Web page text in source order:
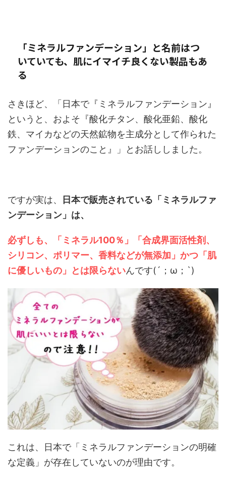
「ミネラルファンデーション」と名前はつ
いていても、肌にイマイチ良くない製品もあ
る
さきほど、「日本で『ミネラルファンデーション』
というと、およそ『酸化チタン、酸化亜鉛、酸化
鉄、マイカなどの天然鉱物を主成分として作られた
ファンデーションのこと』」とお話ししました。
ですが実は、
日本で販売されている「ミネラルファ
ンデーション」は、
必ずしも、「ミネラル100％」「合成界面活性剤、
シリコン、ポリマー、香料などが無添加」かつ「肌
に優しいもの」とは限らないんです(´；ω；`)
これは、日本で「ミネラルファンデーションの明確
な定義」が存在していないのが理由です。